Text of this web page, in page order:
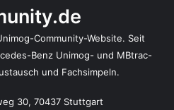
Community-Website. Seit
Benz Unimog- und MBtrac-
und Fachsimpeln.
30, 70437 Stuttgart